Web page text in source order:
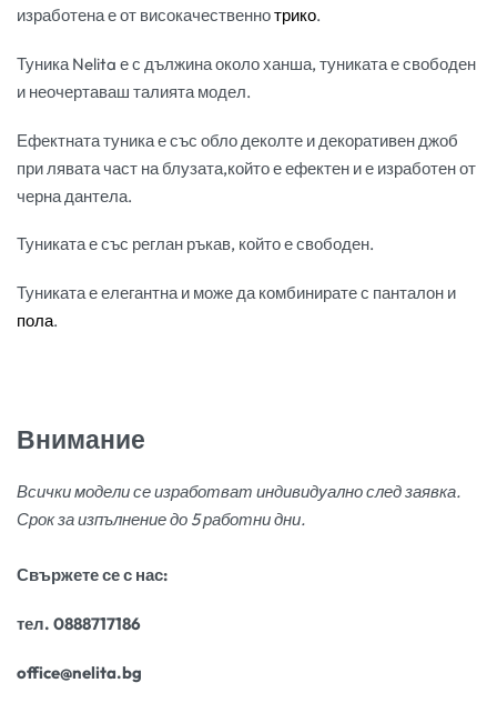
изработена е от високачественнотрико.
Туника Nelita е с дължина около ханша, туниката е свободен
и неочертаваш талията модел.
Ефектната туника е със обло деколте и декоративен джоб
при лявата част на блузата,който е ефектен и е изработен от
черна дантела.
Туниката е със реглан ръкав, който е свободен.
Туниката е елегантна и може да комбинирате с панталон и
пола.
Внимание
Всички модели се изработват индивидуално след заявка.
Срок за изпълнение до 5 работни дни.
Свържете се с нас:
тел. 0888717186
office@nelita.bg